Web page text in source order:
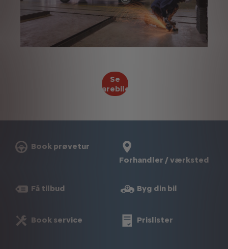
Se
varebiler
Book prøvetur
Forhandler / værksted
Få tilbud Byg din bil
Book service Prislister